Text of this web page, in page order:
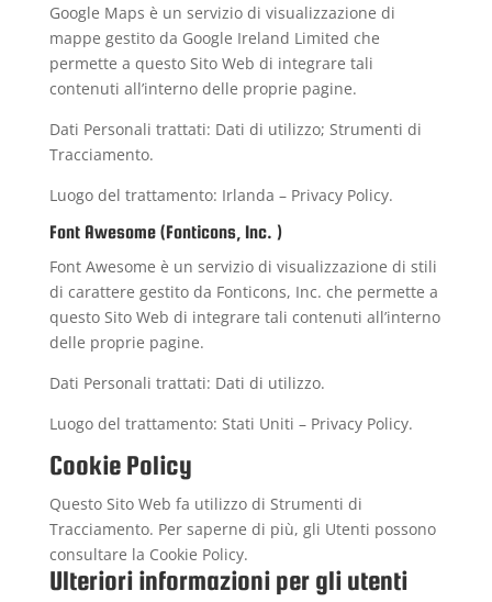
Google Maps è un servizio di visualizzazione di
mappe gestito da Google Ireland Limited che
permette a questo Sito Web di integrare tali
contenuti all’interno delle proprie pagine.
Dati Personali trattati: Dati di utilizzo; Strumenti di
Tracciamento.
Luogo del trattamento: Irlanda – Privacy Policy.
Font Awesome (Fonticons, Inc. )
Font Awesome è un servizio di visualizzazione di stili
di carattere gestito da Fonticons, Inc. che permette a
questo Sito Web di integrare tali contenuti all’interno
delle proprie pagine.
Dati Personali trattati: Dati di utilizzo.
Luogo del trattamento: Stati Uniti – Privacy Policy.
Cookie Policy
Questo Sito Web fa utilizzo di Strumenti di
Tracciamento. Per saperne di più, gli Utenti possono
consultare la Cookie Policy.
Ulteriori informazioni per gli utenti